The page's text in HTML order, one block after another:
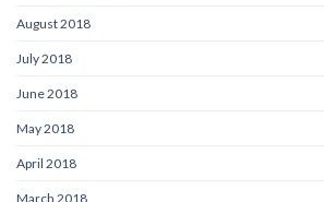
August 2018
July 2018
June 2018
May 2018
April 2018
March 2018